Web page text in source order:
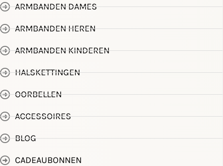
ARMBANDEN DAMES
ARMBANDEN HEREN
ARMBANDEN KINDEREN
HALSKETTINGEN
OORBELLEN
ACCESSOIRES
BLOG
CADEAUBONNEN